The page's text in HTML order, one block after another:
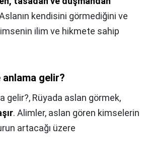
kendisini görmediğini ve
ilim ve hikmete sahip
anlama gelir?
gelir?, Rüyada aslan görmek,
. Alimler, aslan gören kimselerin
artacağı üzere